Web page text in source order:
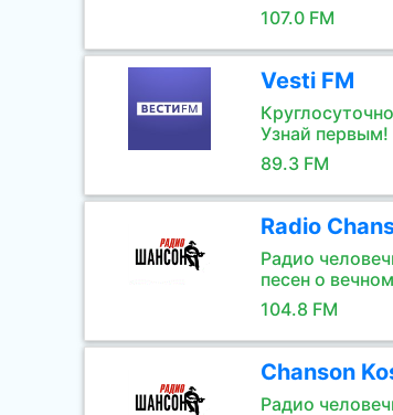
107.0 FM
Vesti FM
Узнай первым!
89.3 FM
Radio
Радио
песен о вечном
104.8 FM
Chanson
Радио